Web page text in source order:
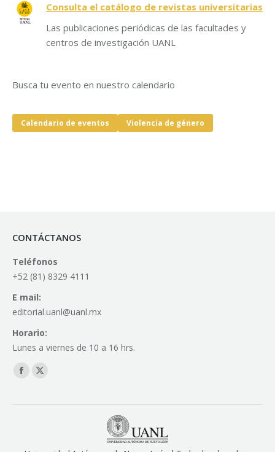
Consulta el catálogo de revistas universitarias
Las publicaciones periódicas de las facultades y
centros de investigación UANL
Busca tu evento en nuestro calendario
Calendario de eventos Violencia de género
CONTÁCTANOS
Teléfonos
+52 (81) 8329 4111
E mail:
editorial.uanl@uanl.mx
Horario:
Lunes a viernes de 10 a 16 hrs.
Find us on:
Facebook
X